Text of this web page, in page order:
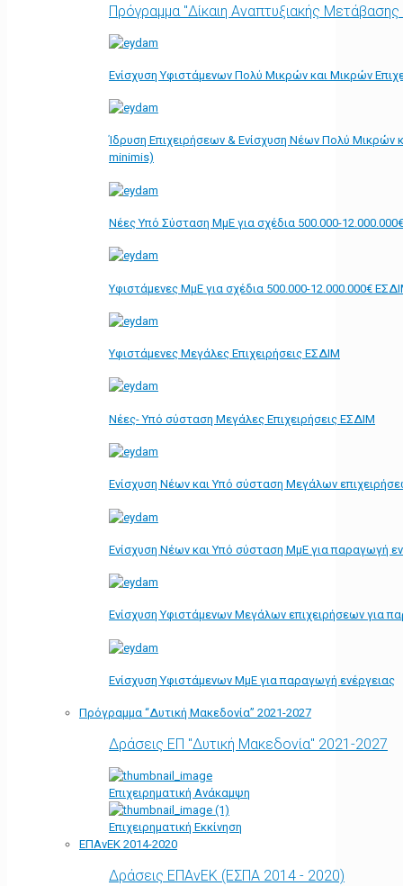
Πρόγραμμα "Δίκαιη Αναπτυξιακής
Ενίσχυση Υφιστάμενων Πολύ Μικρών και Μικρών
Ίδρυση Επιχειρήσεων & Ενίσχυση Νέων Πολύ Μικρών
minimis)
Νέες Υπό Σύσταση ΜμΕ για σχέδια 500.000-
Υφιστάμενες ΜμΕ για σχέδια 500.000-12.000.000€
Υφιστάμενες Μεγάλες Επιχειρήσεις ΕΣΔΙΜ
Νέες- Υπό σύσταση Μεγάλες Επιχειρήσεις ΕΣΔΙΜ
Ενίσχυση Νέων και Υπό σύσταση Μεγάλων
Ενίσχυση Νέων και Υπό σύσταση ΜμΕ για παραγωγή
Ενίσχυση Υφιστάμενων Μεγάλων επιχειρήσεων για
Ενίσχυση Υφιστάμενων ΜμΕ για παραγωγή ενέργειας
Πρόγραμμα “Δυτική Μακεδονία” 2021-2027
Δράσεις ΕΠ "Δυτική Μακεδονία" 2021-2027
Επιχειρηματική Ανάκαμψη
Επιχειρηματική Εκκίνηση
ΕΠΑνΕΚ 2014-2020
Δράσεις ΕΠΑνΕΚ (ΕΣΠΑ 2014 - 2020)